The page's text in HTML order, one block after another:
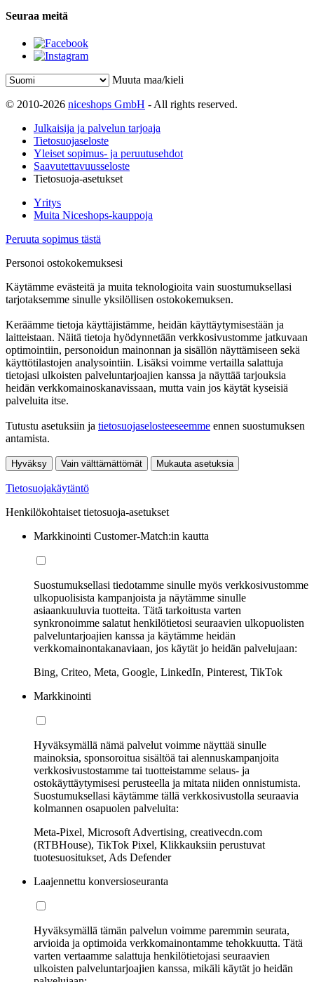
Seuraa meitä
Muuta maa/kieli
© 2010-2026 niceshops GmbH - All rights reserved.
Julkaisija ja palvelun tarjoaja
Tietosuojaseloste
Yleiset sopimus- ja peruutusehdot
Saavutettavuusseloste
Tietosuoja-asetukset
Yritys
Muita Niceshops-kauppoja
Peruuta sopimus tästä
Personoi ostokokemuksesi
Käytämme evästeitä ja muita teknologioita vain suostumuksellasi
tarjotaksemme sinulle yksilöllisen ostokokemuksen.
Keräämme tietoja käyttäjistämme, heidän käyttäytymisestään ja
laitteistaan. Näitä tietoja hyödynnetään verkkosivustomme jatkuvaan
optimointiin, personoidun mainonnan ja sisällön näyttämiseen sekä
käyttötilastojen analysointiin. Lisäksi voimme vertailla salattuja
tietojasi ulkoisten palveluntarjoajien kanssa ja näyttää tarjouksia
heidän verkkomainoskanavissaan, mutta vain jos käytät kyseisiä
palveluita itse.
Tutustu asetuksiin ja tietosuojaselosteeseemme ennen suostumuksen
antamista.
Hyväksy Vain välttämättömät Mukauta asetuksia
Tietosuojakäytäntö
Henkilökohtaiset tietosuoja-asetukset
Markkinointi Customer-Match:in kautta
Suostumuksellasi tiedotamme sinulle myös verkkosivustomme
ulkopuolisista kampanjoista ja näytämme sinulle
asiaankuuluvia tuotteita. Tätä tarkoitusta varten
synkronoimme salatut henkilötietosi seuraavien ulkopuolisten
palveluntarjoajien kanssa ja käytämme heidän
verkkomainontakanaviaan, jos käytät jo heidän palvelujaan:
Bing, Criteo, Meta, Google, LinkedIn, Pinterest, TikTok
Markkinointi
Hyväksymällä nämä palvelut voimme näyttää sinulle
mainoksia, sponsoroitua sisältöä tai alennuskampanjoita
verkkosivustostamme tai tuotteistamme selaus- ja
ostokäyttäytymisesi perusteella ja mitata niiden onnistumista.
Suostumuksellasi käytämme tällä verkkosivustolla seuraavia
kolmannen osapuolen palveluita:
Meta-Pixel, Microsoft Advertising, creativecdn.com
(RTBHouse), TikTok Pixel, Klikkauksiin perustuvat
tuotesuositukset, Ads Defender
Laajennettu konversioseuranta
Hyväksymällä tämän palvelun voimme paremmin seurata,
arvioida ja optimoida verkkomainontamme tehokkuutta. Tätä
varten vertaamme salattuja henkilötietojasi seuraavien
ulkoisten palveluntarjoajien kanssa, mikäli käytät jo heidän